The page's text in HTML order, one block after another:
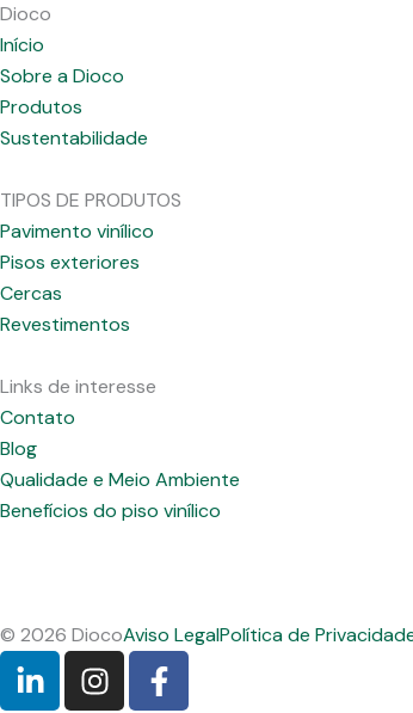
Dioco
Início
Sobre a Dioco
Produtos
Sustentabilidade
TIPOS DE PRODUTOS
Pavimento vinílico
Pisos exteriores
Cercas
Revestimentos
Links de interesse
Contato
Blog
Qualidade e Meio Ambiente
Benefícios do piso vinílico
© 2026 DiocoAviso LegalPolítica de
L
i
I
n
F
a